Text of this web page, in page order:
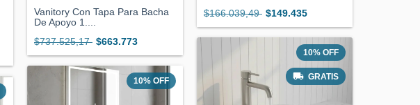
Vanitory Con Tapa Para Bacha
De Apoyo 1....
$737.525,17 $663.773
$166.039,49 $149.435
10% OFF
10% OFF
GRATIS